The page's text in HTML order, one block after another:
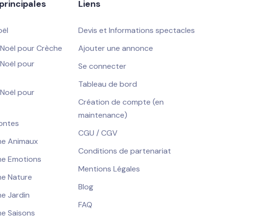
pour Crèche
pour
pour
Animaux
Emotions
Nature
Jardin
Saisons
Liens
Devis et Informations spectacles
Ajouter une annonce
Se connecter
Tableau de bord
Création de compte (en
maintenance)
CGU / CGV
Conditions de partenariat
Mentions Légales
Blog
FAQ